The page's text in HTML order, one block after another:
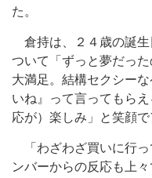
た。
倉持は、２４歳の誕生
ついて「ずっと夢だっ
大満足。結構セクシー
いね』って言ってもら
応が）楽しみ」と笑顔で
「わざわざ買いに行っ
ンバーからの反応も上